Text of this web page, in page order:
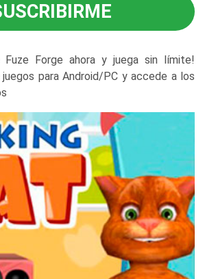
Forge ahora y juega sin límite!
para Android/PC y accede a los